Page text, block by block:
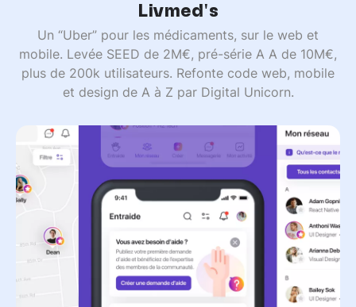
Livmed's
Un “Uber” pour les médicaments, sur le web et
mobile. Levée SEED de 2M€, pré-série A A de 10M€,
plus de 200k utilisateurs. Refonte code web, mobile
et design de A à Z par Digital Unicorn.